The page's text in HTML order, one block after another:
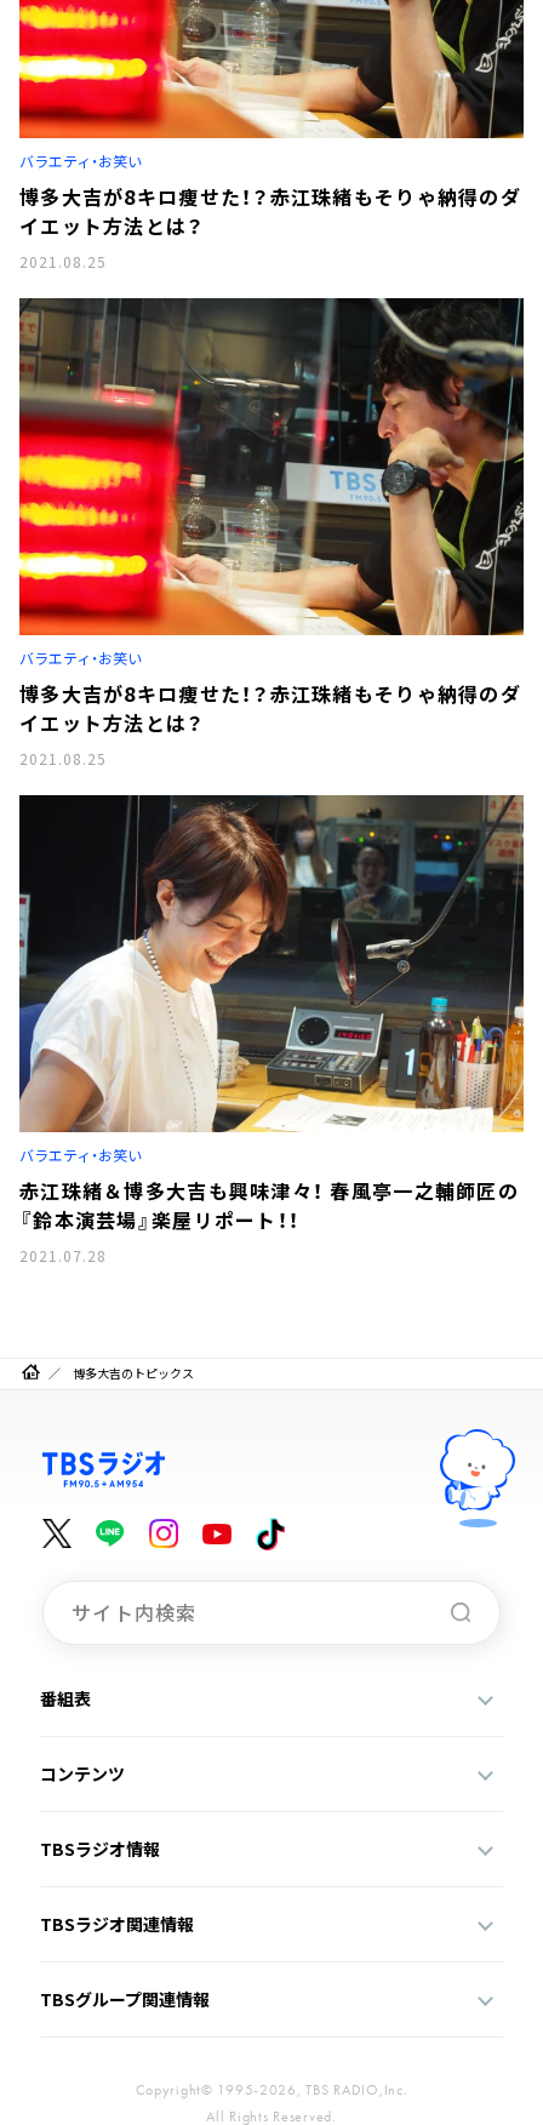
バラエティ・お笑い
博多大吉が8キロ痩せた！？赤江珠緒もそりゃ納得のダ
イエット方法とは？
2021.08.25
バラエティ・お笑い
博多大吉が8キロ痩せた！？赤江珠緒もそりゃ納得のダ
イエット方法とは？
2021.08.25
バラエティ・お笑い
赤江珠緒＆博多大吉も興味津々！ 春風亭一之輔師匠の
『鈴本演芸場』楽屋リポート！！
2021.07.28
博多大吉のトピックス
番組表
コンテンツ
TBSラジオ情報
TBSラジオ関連情報
TBSグループ関連情報
Copyright© 1995-2026, TBS RADIO,Inc.
All Rights Reserved.